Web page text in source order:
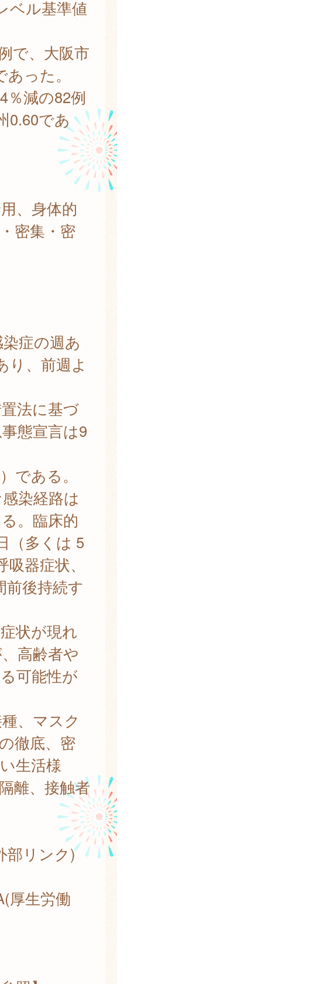
ベル基準値
で、大阪市
った。
減の82例
0.60であ
、身体的
密集・密
症の週あ
り、前週よ
法に基づ
態宣言は9
である。
染経路は
。臨床的
（多くは 5
器症状、
前後持続す
状が現れ
高齢者や
可能性が
、マスク
徹底、密
生活様
離、接触者
部リンク)
厚生労働